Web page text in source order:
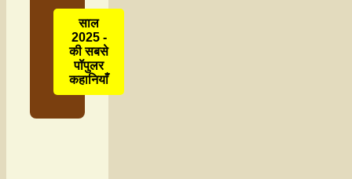
साल
2025 -
की सबसे
पॉपुलर
कहानियाँ